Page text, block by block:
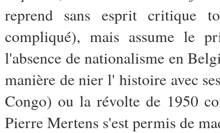
reprend sans esprit critique
compliqué), mais assume le
l'absence de nationalisme en
manière de nier l' histoire avec
Congo) ou la révolte de 1950
Pierre Mertens s'est permis de